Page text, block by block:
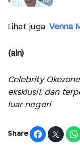
Lihat juga: Venna
(aln)
Celebrity
eksklusif, dan
luar negeri
Share